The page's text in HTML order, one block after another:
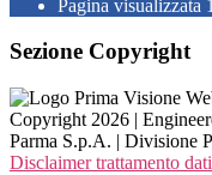
Pagina visualizzata
Sezione Copyright
Copyright 2026 |
Parma S.p.A. | Divisione
Disclaimer trattamento